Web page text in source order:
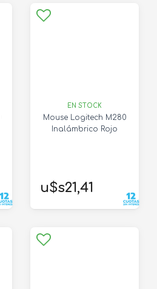
EN STOCK
Mouse Logitech M280
Inalámbrico Rojo
u$s21,41